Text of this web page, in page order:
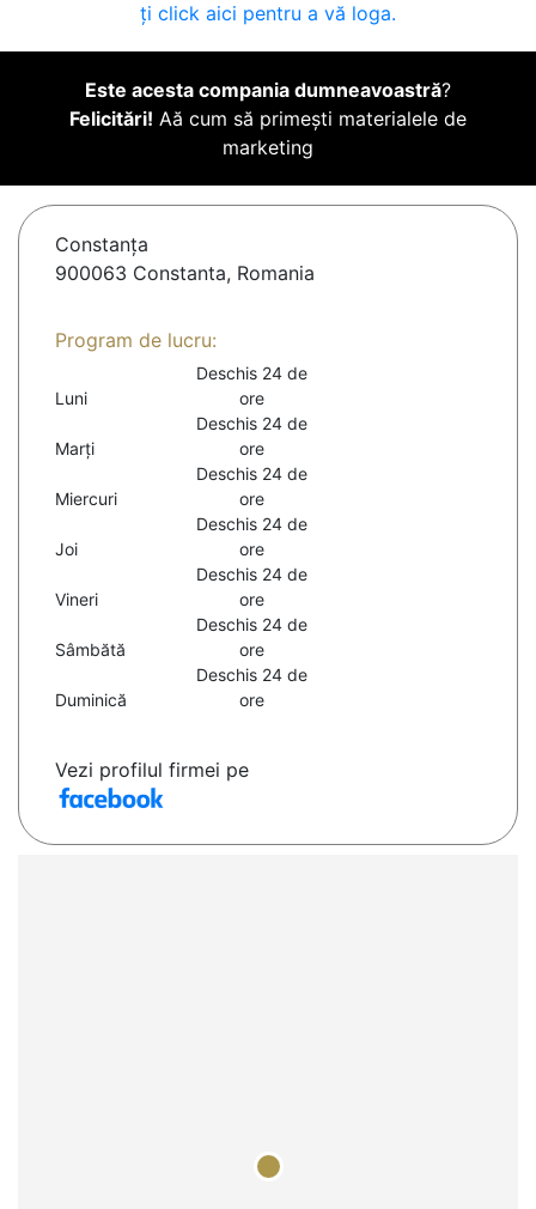
ți click aici pentru a vă loga.
Este acesta compania dumneavoastră?
Felicitări! Aă cum să primești materialele de
marketing
Constanţa
900063 Constanta, Romania
Program de lucru:
Luni
Deschis 24 de
ore
Marți
Deschis 24 de
ore
Miercuri
Deschis 24 de
ore
Joi
Deschis 24 de
ore
Vineri
Deschis 24 de
ore
Sâmbătă
Deschis 24 de
ore
Duminică
Deschis 24 de
ore
Vezi profilul firmei pe